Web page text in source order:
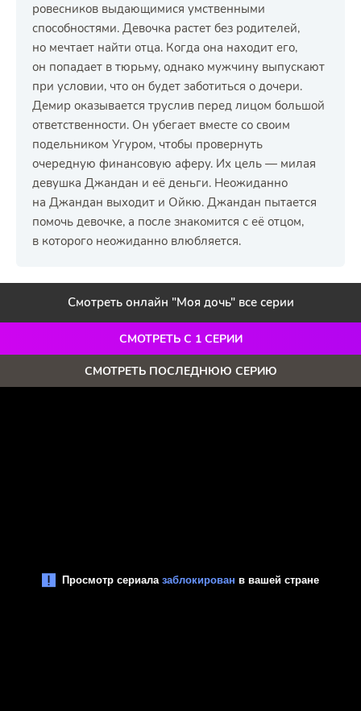
ровесников выдающимися умственными
способностями. Девочка растет без родителей,
но мечтает найти отца. Когда она находит его,
он попадает в тюрьму, однако мужчину выпускают
при условии, что он будет заботиться о дочери.
Демир оказывается труслив перед лицом большой
ответственности. Он убегает вместе со своим
подельником Угуром, чтобы провернуть
очередную финансовую аферу. Их цель — милая
девушка Джандан и её деньги. Неожиданно
на Джандан выходит и Ойкю. Джандан пытается
помочь девочке, а после знакомится с её отцом,
в которого неожиданно влюбляется.
Смотреть онлайн "Моя дочь" все серии
СМОТРЕТЬ С 1 СЕРИИ
СМОТРЕТЬ ПОСЛЕДНЮЮ СЕРИЮ